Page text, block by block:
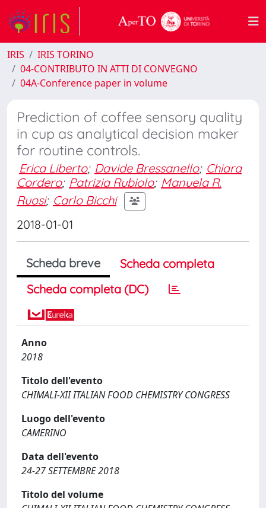
IRIS
IRIS TORINO
04-CONTRIBUTO IN ATTI DI CONVEGNO
04A-Conference paper in volume
Prediction of coffee sensory quality
in cup as analytical decision maker
for routine controls.
Erica Liberto; Davide Bressanello; Chiara
Cordero; Patrizia Rubiolo; Manuela R.
Ruosi; Carlo Bicchi
2018-01-01
Scheda breve
Scheda completa
Scheda completa (DC)
Anno
2018
Titolo dell'evento
CHIMALI-XII ITALIAN FOOD CHEMISTRY CONGRESS
Luogo dell'evento
CAMERINO
Data dell'evento
24-27 SETTEMBRE 2018
Titolo del volume